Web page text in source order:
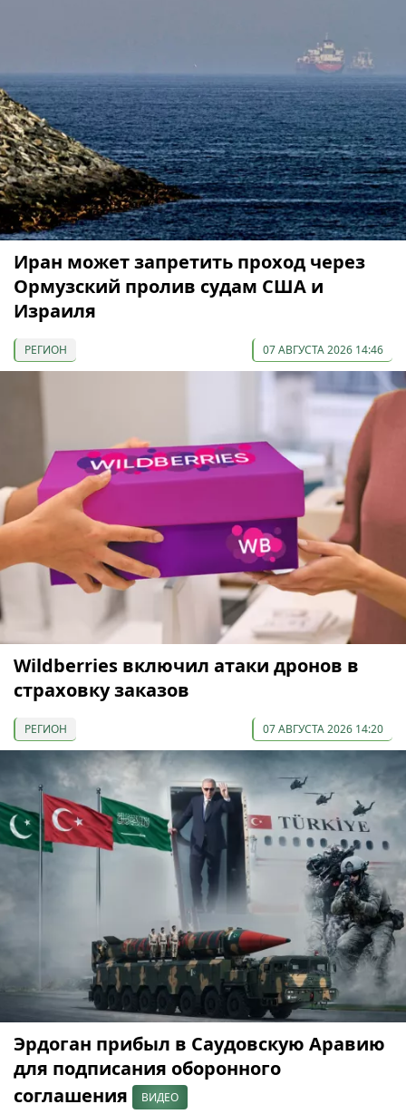
Иран может запретить проход через
Ормузский пролив судам США и
Израиля
РЕГИОН 07 АВГУСТА 2026 14:46
Wildberries включил атаки дронов в
страховку заказов
РЕГИОН 07 АВГУСТА 2026 14:20
Эрдоган прибыл в Саудовскую Аравию
для подписания оборонного
соглашения
ВИДЕО